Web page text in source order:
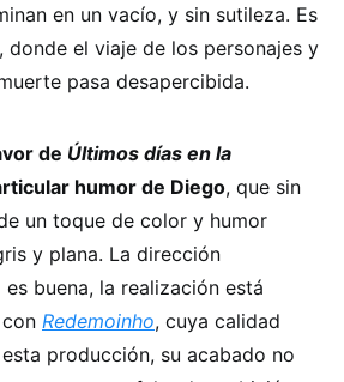
en un vacío, y sin sutileza. Es
donde el viaje de los personajes y
pasa desapercibida.
de Últimos días en la
humor de Diego, que sin
un toque de color y humor
y plana. La dirección
es buena, la realización está
Redemoinho, cuya calidad
producción, su acabado no